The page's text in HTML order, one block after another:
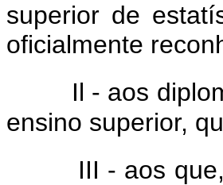
superior de
oficialmente
Il - aos
ensino superior,
III - aos